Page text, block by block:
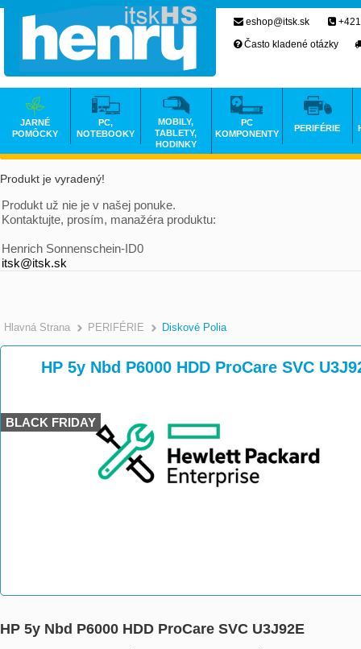
Produkt je vyradený!
Produkt už nie je v našej ponuke.
Kontaktujte, prosím, manažéra produktu:
Henrich Sonnenschein-ID0
itsk@itsk.sk
Hlavná Strana >
PERIFÉRIE >
Diskové Polia
HP 5y Nbd P6000 HDD ProCare SVC
BLACK FRIDAY
HP 5y Nbd P6000 HDD ProCare SVC U3J92E
eshop@itsk.sk
Často kladené otázky
JARNÉ
POMÔCKY
PC,
NOTEBOOKY
MOBILY,
TABLETY,
HODINKY
PC
KOMPONENTY
PERIFÉRIE